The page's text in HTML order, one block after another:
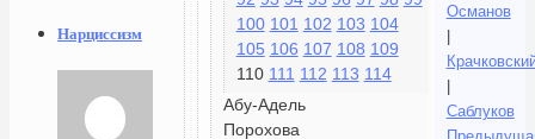
100 101 102 103 104
105 106 107 108 109
110 111 112 113 114
Абу-Адель
Порохова
Османов
|
|
Саблуков
Нарциссизм